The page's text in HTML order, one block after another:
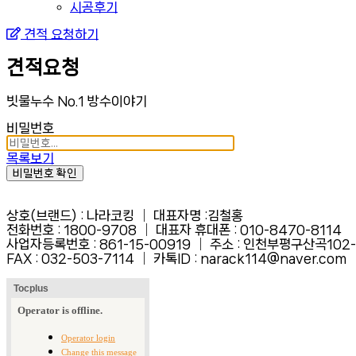
시공후기
견적 요청하기
견적요청
빗물누수 No.1 방수이야기
비밀번호
목록보기
비밀번호 확인
상호(브랜드) : 나라코킹 │ 대표자명 :김철홍
전화번호 : 1800-9708 │ 대표자 휴대폰 : 010-8470-8114
사업자등록번호 : 861-15-00919 │ 주소 : 인천부평구산곡
FAX : 032-503-7114 │ 카톡ID : narack114@naver.com